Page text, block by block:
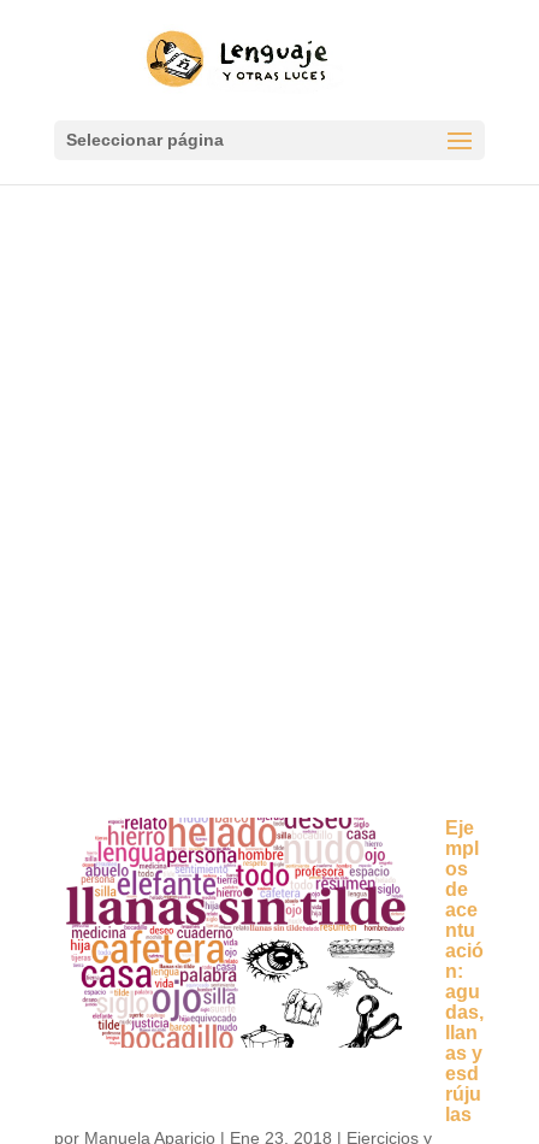
Seleccionar página
Eje
mpl
os
de
ace
ntu
ació
n:
agu
das,
llan
as y
esd
rúju
las
por Manuela Aparicio| Ene 23, 2018 | Ejercicios y